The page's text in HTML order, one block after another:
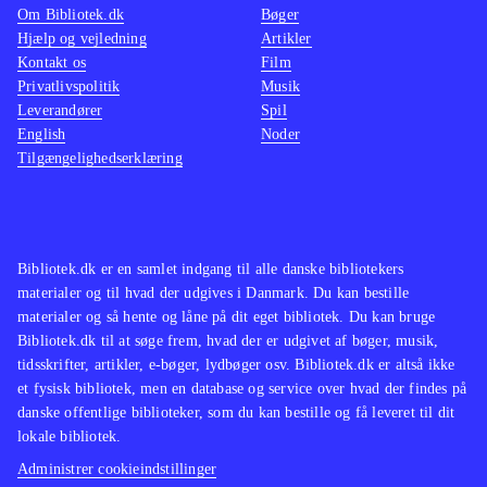
Bibliotek.dk er en samlet indgang til alle danske bibliotekers
materialer og til hvad der udgives i Danmark. Du kan bestille
materialer og så hente og låne på dit eget bibliotek. Du kan bruge
Bibliotek.dk til at søge frem, hvad der er udgivet af bøger, musik,
tidsskrifter, artikler, e-bøger, lydbøger osv. Bibliotek.dk er altså ikke
et fysisk bibliotek, men en database og service over hvad der findes på
danske offentlige biblioteker, som du kan bestille og få leveret til dit
lokale bibliotek.
Administrer cookieindstillinger
Om Bibliotek.dk
Hjælp og vejledning
Kontakt os
Privatlivspolitik
Leverandører
English
Tilgængelighedserklæring
Bøger
Artikler
Film
Musik
Spil
Noder